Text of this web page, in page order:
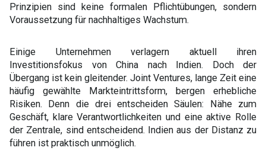
Prinzipien sind keine formalen Pflichtübungen, sondern
Voraussetzung für nachhaltiges Wachstum.
Einige Unternehmen verlagern aktuell ihren
Investitionsfokus von China nach Indien. Doch der
Übergang ist kein gleitender. Joint Ventures, lange Zeit eine
häufig gewählte Markteintrittsform, bergen erhebliche
Risiken. Denn die drei entscheiden Säulen: Nähe zum
Geschäft, klare Verantwortlichkeiten und eine aktive Rolle
der Zentrale, sind entscheidend. Indien aus der Distanz zu
führen ist praktisch unmöglich.